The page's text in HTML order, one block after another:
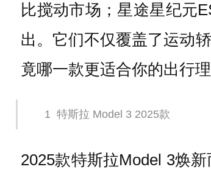
比搅动市场；星途星纪元
出。它们不仅覆盖了运动
竟哪一款更适合你的出行
1 特斯拉 Model 3 2025款
2025款特斯拉Model 3焕